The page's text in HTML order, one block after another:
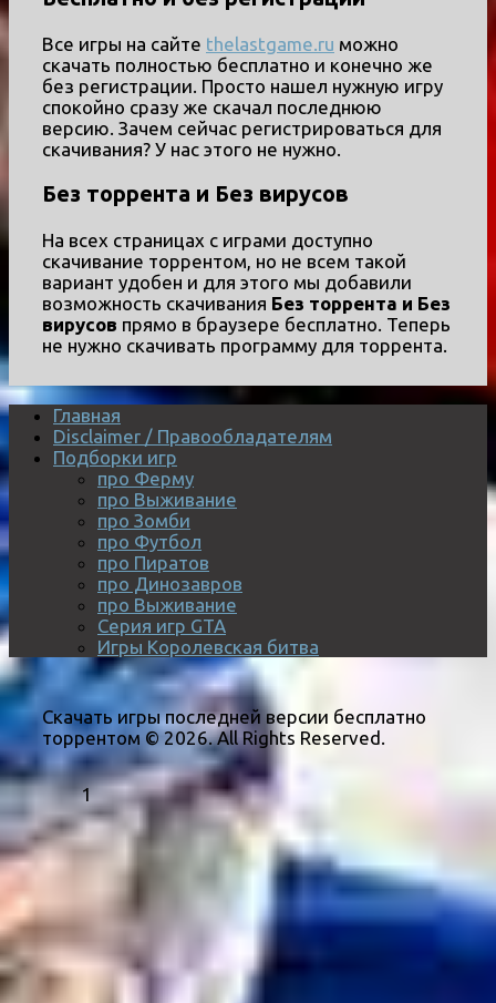
Все игры на сайте thelastgame.ru можно
скачать полностью бесплатно и конечно же
без регистрации. Просто нашел нужную игру
спокойно сразу же скачал последнюю
версию. Зачем сейчас регистрироваться для
скачивания? У нас этого не нужно.
Без торрента и Без вирусов
На всех страницах с играми доступно
скачивание торрентом, но не всем такой
вариант удобен и для этого мы добавили
возможность скачивания Без торрента и Без
вирусов прямо в браузере бесплатно. Теперь
не нужно скачивать программу для торрента.
Главная
Disclaimer / Правообладателям
Подборки игр
про Ферму
про Выживание
про Зомби
про Футбол
про Пиратов
про Динозавров
про Выживание
Серия игр GTA
Игры Королевская битва
Скачать игры последней версии бесплатно
торрентом © 2026. All Rights Reserved.
1